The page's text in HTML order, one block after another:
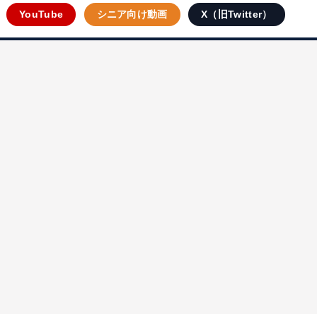
YouTube シニア向け動画 X（旧Twitter）